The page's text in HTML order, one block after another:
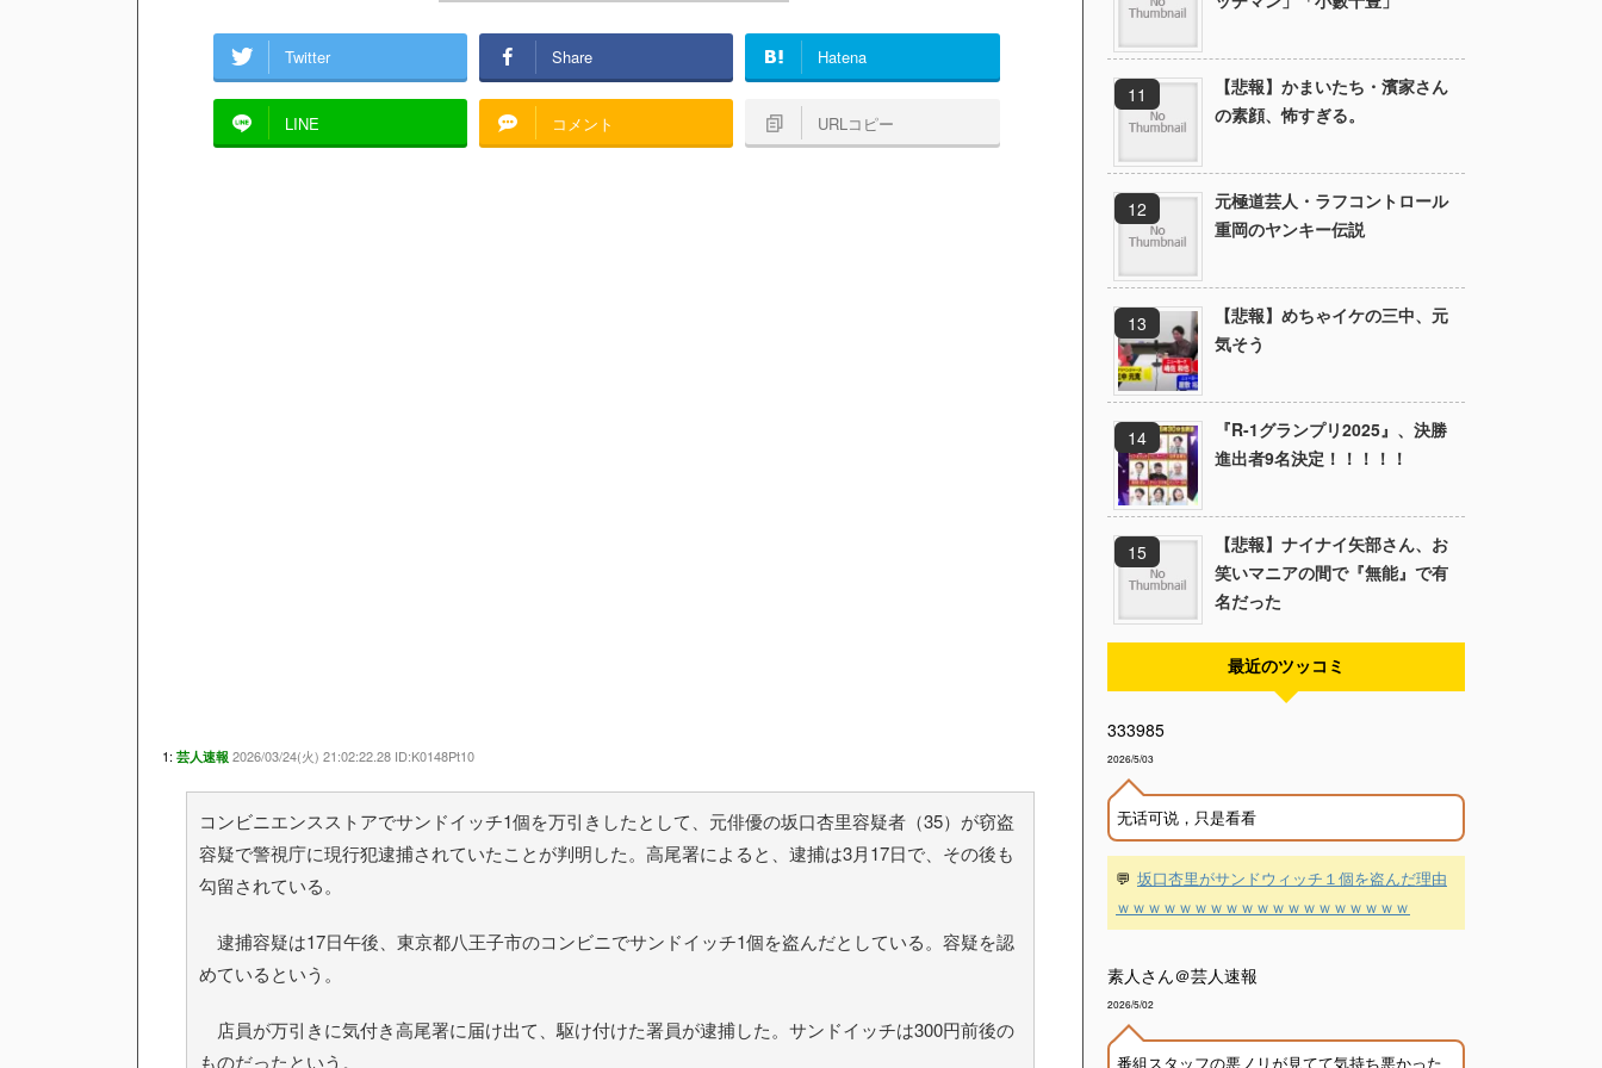
Twitter Share Hatena
LINE コメント URLコピー
1: 芸人速報 2026/03/24(火) 21:02:22.28 ID:K0148Pt10
コンビニエンスストアでサンドイッチ1個を万引きしたとして、元俳優の坂口杏里容疑者（35）が窃盗
容疑で警視庁に現行犯逮捕されていたことが判明した。高尾署によると、逮捕は3月17日で、その後も
勾留されている。
逮捕容疑は17日午後、東京都八王子市のコンビニでサンドイッチ1個を盗んだとしている。容疑を認
めているという。
店員が万引きに気付き高尾署に届け出て、駆け付けた署員が逮捕した。サンドイッチは300円前後の
ものだったという。
【悲報】かまいたち・濱家さん
の素顔、怖すぎる。
元極道芸人・ラフコントロール
重岡のヤンキー伝説
【悲報】めちゃイケの三中、元
気そう
『R-1グランプリ2025』、決勝
進出者9名決定！！！！！
【悲報】ナイナイ矢部さん、お
笑いマニアの間で『無能』で有
名だった
最近のツッコミ
333985
2026/5/03
无话可说，只是看看
💬 坂口杏里がサンドウィッチ１個を盗んだ理由
ｗｗｗｗｗｗｗｗｗｗｗｗｗｗｗｗｗｗｗ
素人さん＠芸人速報
2026/5/02
番組スタッフの悪ノリが見てて気持ち悪かった